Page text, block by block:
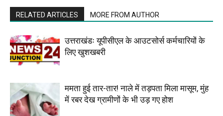
RELATED ARTICLES MORE FROM AUTHOR
उत्तराखंडः यूपीसीएल के आउटसोर्स कर्मचारियों के
लिए खुशखबरी
ममता हुई तार-तार! नाले में तड़पता मिला मासूम, मुंह
में रबर देख ग्रामीणों के भी उड़ गए होश